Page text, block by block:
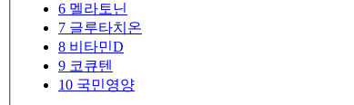
6 멜라토닌
7 글루타치온
8 비타민D
9 코큐텐
10 국민영양